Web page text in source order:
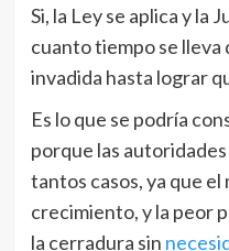
Si, la Ley se aplica y la
cuanto tiempo se lleva
invadida hasta lograr
Es lo que se podría
porque las
tantos casos, ya que
crecimiento, y la peor
la cerradura sin